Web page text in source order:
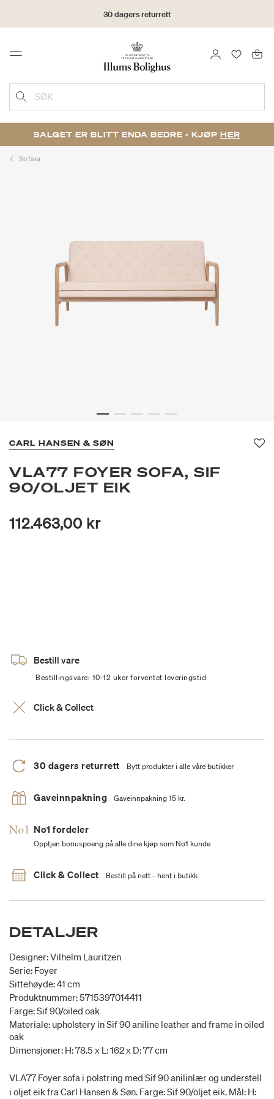
30 dagers returrett
Menu LOGG INN
SØK
SALGET ER BLITT ENDA BEDRE - KJØP HER
Sofaer
CARL HANSEN & SØN
VLA77 FOYER SOFA, SIF
90/OLJET EIK
112.463,00 kr
Bestill vare
Bestillingsvare: 10-12 uker forventet leveringstid
Click & Collect
30 dagers returrett Bytt produkter i alle våre butikker
Gaveinnpakning Gaveinnpakning 15 kr.
No1 fordeler
Opptjen bonuspoeng på alle dine kjøp som No1 kunde
Click & Collect Bestill på nett - hent i butikk
DETALJER
Designer: Vilhelm Lauritzen
Serie: Foyer
Sittehøyde: 41 cm
Produktnummer: 5715397014411
Farge: Sif 90/oiled oak
Materiale: upholstery in Sif 90 aniline leather and frame in oiled
oak
Dimensjoner: H: 78.5 x L: 162 x D: 77 cm
VLA77 Foyer sofa i polstring med Sif 90 anilinlær og understell
i oljet eik fra Carl Hansen & Søn. Farge: Sif 90/oljet eik. Mål: H: